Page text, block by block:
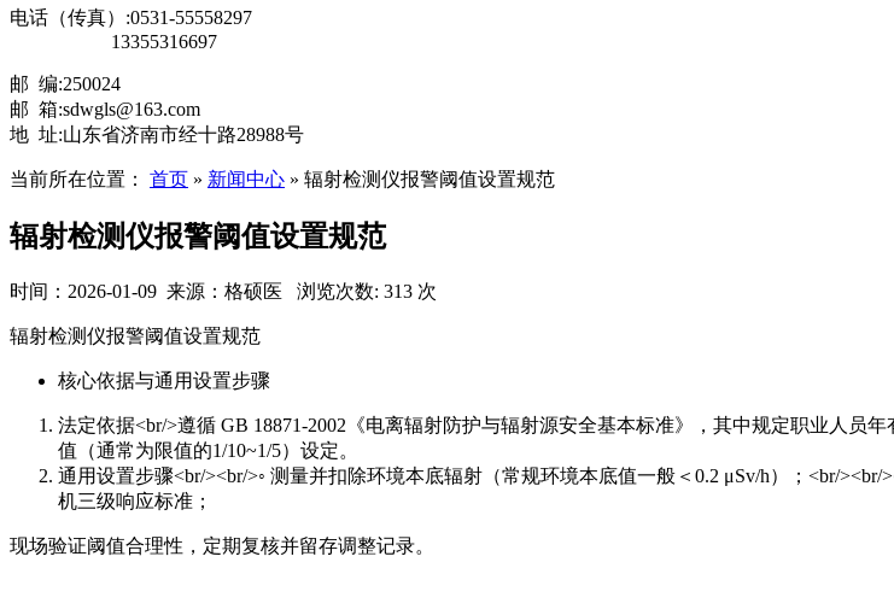
电话（传真）:0531-55558297
13355316697
邮 编:250024
邮 箱:sdwgls@163.com
地 址:山东省济南市经十路28988号
当前所在位置： 首页 » 新闻中心 » 辐射检测仪报警阈值设置规范
辐射检测仪报警阈值设置规范
时间：2026-01-09 来源：格硕医 浏览次数: 313 次
辐射检测仪报警阈值设置规范
核心依据与通用设置步骤
法定依据<br/>遵循 GB 18871-2002《电离辐射防护与辐射源安全基本标准》，其中规定职业人员
值（通常为限值的1/10~1/5）设定。
通用设置步骤<br/><br/>◦ 测量并扣除环境本底辐射（常规环境本底值一般＜0.2 μSv/h）；<br/
机三级响应标准；
现场验证阈值合理性，定期复核并留存调整记录。